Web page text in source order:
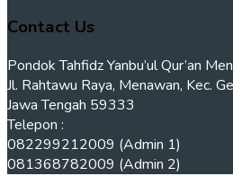
Contact Us
Pondok Tahfidz Yanbu’ul Qur’an
Jl. Rahtawu Raya, Menawan, Kec.
Jawa Tengah 59333
Telepon :
082299212009 (Admin 1)
081368782009 (Admin 2)